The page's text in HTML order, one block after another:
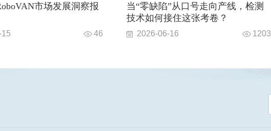
市场发展洞察报
46
当“零缺陷”从口号走向产线，检测
技术如何接住这张考卷？
2026-06-16 1203